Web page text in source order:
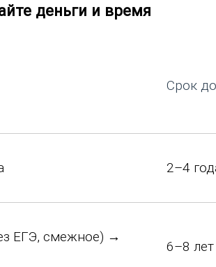
деньги и время
Срок
2–4
ЕГЭ, смежное) →
6–8 лет